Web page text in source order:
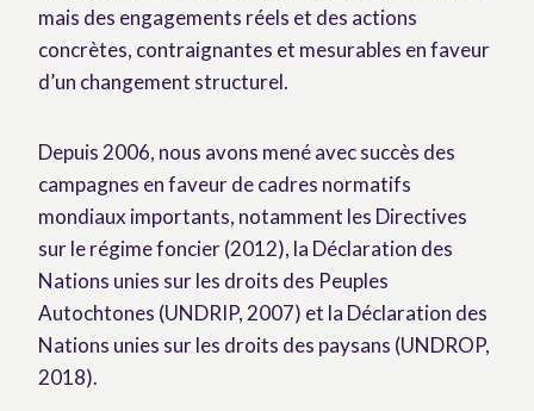
mais des engagements réels et des actions
concrètes, contraignantes et mesurables en faveur
d’un changement structurel.
Depuis 2006, nous avons mené avec succès des
campagnes en faveur de cadres normatifs
mondiaux importants, notamment les Directives
sur le régime foncier (2012), la Déclaration des
Nations unies sur les droits des Peuples
Autochtones (UNDRIP, 2007) et la Déclaration des
Nations unies sur les droits des paysans (UNDROP,
2018).